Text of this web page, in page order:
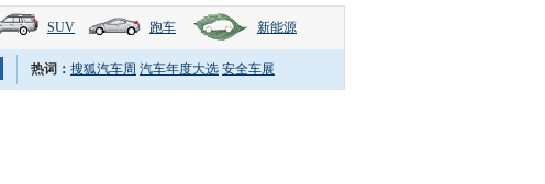
SUV 跑车 新能源
热词： 搜狐汽车周 汽车年度大选 安全车展